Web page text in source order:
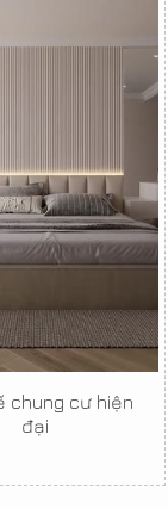
chung cư hiện
đại